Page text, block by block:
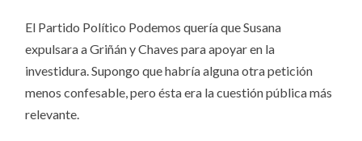
El Partido Político Podemos quería que Susana
expulsara a Griñán y Chaves para apoyar en la
investidura. Supongo que habría alguna otra petición
menos confesable, pero ésta era la cuestión pública más
relevante.